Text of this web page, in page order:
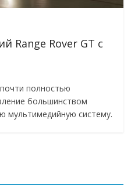
Range Rover GT с
полностью
большинством
мультимедийную систему.